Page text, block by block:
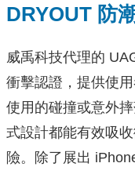
DRYOUT 防
威禹科技代理的
衝擊認證，提供使
使用的碰撞或意外
式設計都能有效吸
險。除了展出